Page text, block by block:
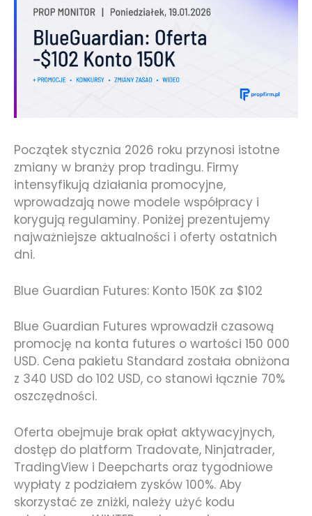
Początek stycznia 2026 roku przynosi istotne
zmiany w branży prop tradingu. Firmy
intensyfikują działania promocyjne,
wprowadzają nowe modele współpracy i
korygują regulaminy. Poniżej prezentujemy
najważniejsze aktualności i oferty ostatnich
dni.
Blue Guardian Futures: Konto 150K za $102
Blue Guardian Futures wprowadził czasową
promocję na konta futures o wartości 150 000
USD. Cena pakietu Standard została obniżona
z 340 USD do 102 USD, co stanowi łącznie 70%
oszczędności.
Oferta obejmuje brak opłat aktywacyjnych,
dostęp do platform Tradovate, Ninjatrader,
TradingView i Deepcharts oraz tygodniowe
wypłaty z podziałem zysków 100%. Aby
skorzystać ze zniżki, należy użyć kodu